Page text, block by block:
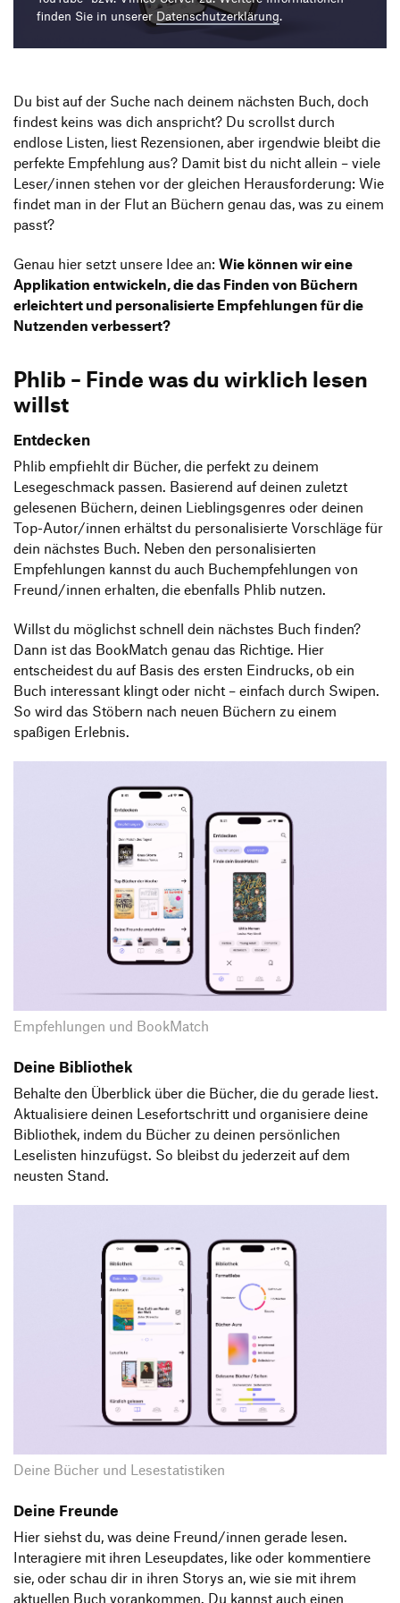
Transfer und Kooperation
Produktgestaltung B.A.
Strategische Gestaltung M.A.
finden Sie in unserer Datenschutzerklärung.
Du bist auf der Suche nach deinem nächsten Buch, doch
findest keins was dich anspricht? Du scrollst durch
endlose Listen, liest Rezensionen, aber irgendwie bleibt die
perfekte Empfehlung aus? Damit bist du nicht allein – viele
Leser/innen stehen vor der gleichen Herausforderung: Wie
findet man in der Flut an Büchern genau das, was zu einem
passt?
Genau hier setzt unsere Idee an: Wie können wir eine
Applikation entwickeln, die das Finden von Büchern
erleichtert und personalisierte Empfehlungen für die
Nutzenden verbessert?
Phlib – Finde was du wirklich lesen
willst
Entdecken
Phlib empfiehlt dir Bücher, die perfekt zu deinem
Lesegeschmack passen. Basierend auf deinen zuletzt
gelesenen Büchern, deinen Lieblingsgenres oder deinen
Top-Autor/innen erhältst du personalisierte Vorschläge für
dein nächstes Buch. Neben den personalisierten
Empfehlungen kannst du auch Buchempfehlungen von
Freund/innen erhalten, die ebenfalls Phlib nutzen.
Willst du möglichst schnell dein nächstes Buch finden?
Dann ist das BookMatch genau das Richtige. Hier
entscheidest du auf Basis des ersten Eindrucks, ob ein
Buch interessant klingt oder nicht – einfach durch Swipen.
So wird das Stöbern nach neuen Büchern zu einem
spaßigen Erlebnis.
Empfehlungen und BookMatch
Deine Bibliothek
Behalte den Überblick über die Bücher, die du gerade liest.
Aktualisiere deinen Lesefortschritt und organisiere deine
Bibliothek, indem du Bücher zu deinen persönlichen
Leselisten hinzufügst. So bleibst du jederzeit auf dem
neusten Stand.
Deine Bücher und Lesestatistiken
Deine Freunde
Hier siehst du, was deine Freund/innen gerade lesen.
Interagiere mit ihren Leseupdates, like oder kommentiere
sie, oder schau dir in ihren Storys an, wie sie mit ihrem
aktuellen Buch vorankommen. Du kannst auch einen